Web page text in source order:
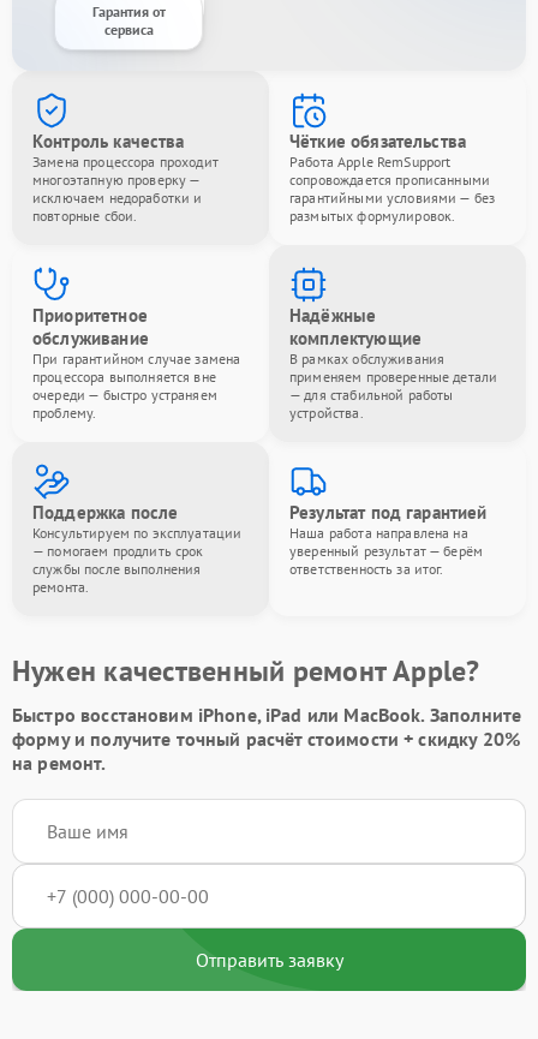
Гарантия от
сервиса
Контроль качества
Замена процессора проходит
многоэтапную проверку —
исключаем недоработки и
повторные сбои.
Чёткие обязательства
Работа Apple RemSupport
сопровождается прописанными
гарантийными условиями — без
размытых формулировок.
Приоритетное
обслуживание
При гарантийном случае замена
процессора выполняется вне
очереди — быстро устраняем
проблему.
Надёжные
комплектующие
В рамках обслуживания
применяем проверенные детали
— для стабильной работы
устройства.
Поддержка после
Консультируем по эксплуатации
— помогаем продлить срок
службы после выполнения
ремонта.
Результат под гарантией
Наша работа направлена на
уверенный результат — берём
ответственность за итог.
Нужен качественный ремонт Apple?
Быстро восстановим iPhone, iPad или MacBook. Заполните
формуи получите точный расчёт стоимости +скидку 20%
на ремонт.
Отправить заявку